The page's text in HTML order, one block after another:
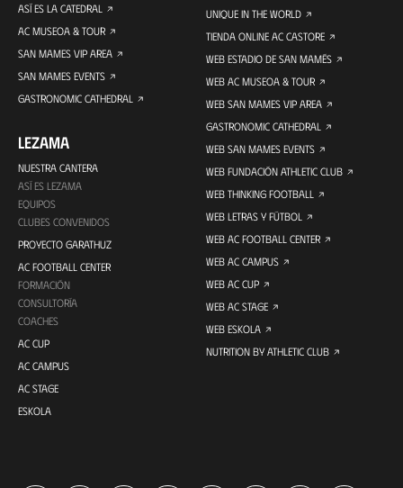
ASÍ ES LA CATEDRAL
AC MUSEOA & TOUR
SAN MAMES VIP AREA
SAN MAMES EVENTS
GASTRONOMIC CATHEDRAL
LEZAMA
NUESTRA CANTERA
ASÍ ES LEZAMA
EQUIPOS
CLUBES CONVENIDOS
PROYECTO GARATHUZ
AC FOOTBALL CENTER
FORMACIÓN
CONSULTORÍA
COACHES
AC CUP
AC CAMPUS
AC STAGE
ESKOLA
UNIQUE IN THE WORLD
TIENDA ONLINE AC CASTORE
WEB ESTADIO DE SAN MAMÉS
WEB AC MUSEOA & TOUR
WEB SAN MAMES VIP AREA
GASTRONOMIC CATHEDRAL
WEB SAN MAMES EVENTS
WEB FUNDACIÓN ATHLETIC CLUB
WEB THINKING FOOTBALL
WEB LETRAS Y FÚTBOL
WEB AC FOOTBALL CENTER
WEB AC CAMPUS
WEB AC CUP
WEB AC STAGE
WEB ESKOLA
NUTRITION BY ATHLETIC CLUB